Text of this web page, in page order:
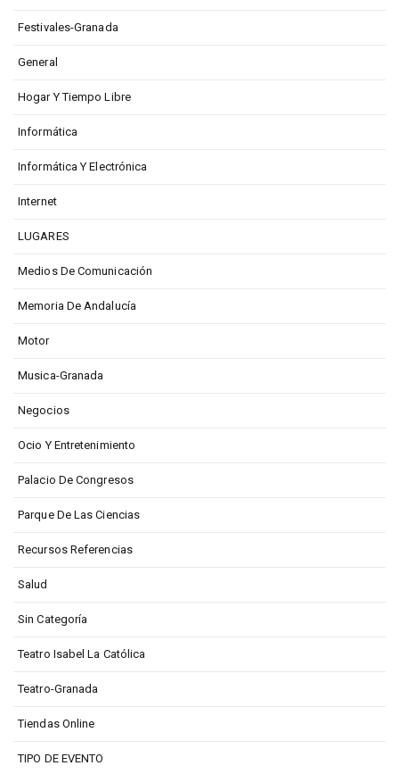
Festivales-Granada
General
Hogar Y Tiempo Libre
Informática
Informática Y Electrónica
Internet
LUGARES
Medios De Comunicación
Memoria De Andalucía
Motor
Musica-Granada
Negocios
Ocio Y Entretenimiento
Palacio De Congresos
Parque De Las Ciencias
Recursos Referencias
Salud
Sin Categoría
Teatro Isabel La Católica
Teatro-Granada
Tiendas Online
TIPO DE EVENTO